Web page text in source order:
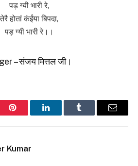
पड़ ग्यी भारी रे,
तेरै होतां कंईंया बिपदा,
पड़ ग्यी भारी रे।।
– संजय मित्तल जी।
Pinterest LinkedInTumblr Email
Kumar